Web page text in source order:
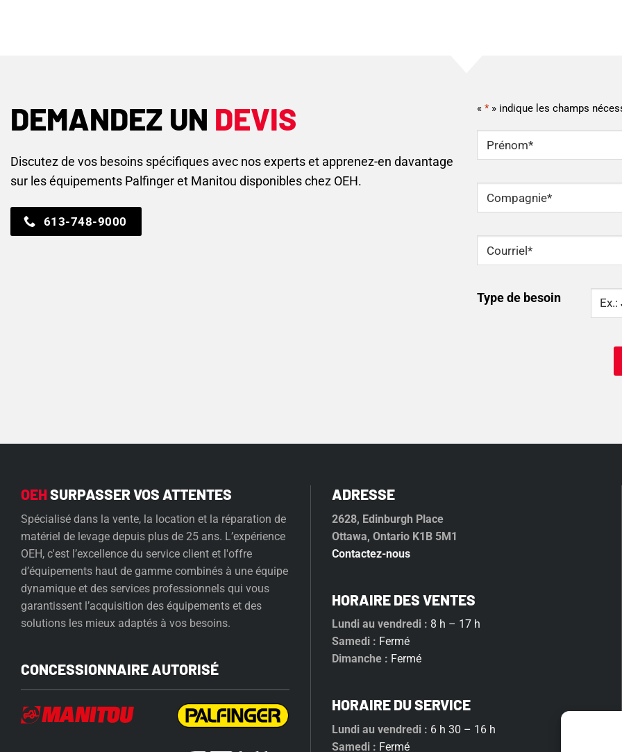
DEMANDEZ UN DEVIS
Discutez de vos besoins spécifiques avec nos experts et apprenez-en davantage
sur les équipements Palfinger et Manitou disponibles chez OEH.
613-748-9000
« *» indique les champs
NOM
Compagnie
Courriel *
Type de besoin
Type
OEHSURPASSER VOS ATTENTES
Spécialisé dans la vente, la location et la réparation de
matériel de levage depuis plus de 25 ans. L’expérience
OEH, c'est l’excellence du service client et l'offre
d’équipements haut de gamme combinés à une équipe
dynamique et des services professionnels qui vous
garantissent l’acquisition des équipements et des
solutions les mieux adaptés à vos besoins.
CONCESSIONNAIRE AUTORISÉ
ADRESSE
2628, Edinburgh Place
Ottawa, Ontario K1B 5M1
Contactez-nous
HORAIRE DES VENTES
Lundi au vendredi : 8 h – 17 h
Samedi : Fermé
Dimanche : Fermé
HORAIRE DU SERVICE
Lundi au vendredi : 6 h 30 – 16 h
Samedi : Fermé